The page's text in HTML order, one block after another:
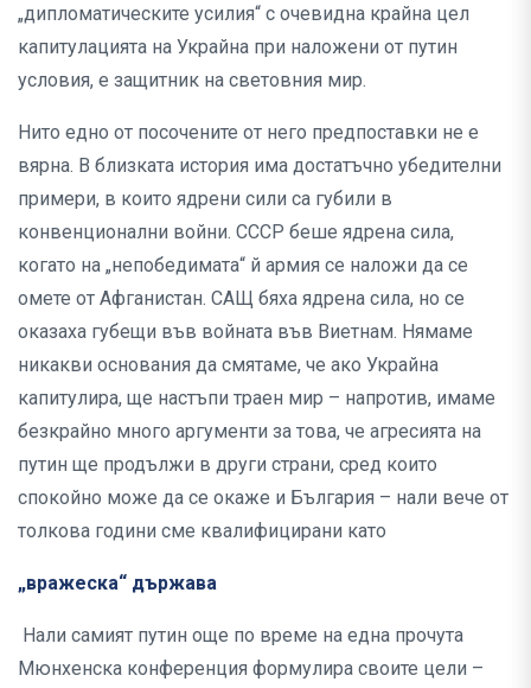
„дипломатическите усилия“ с очевидна крайна цел
капитулацията на Украйна при наложени от путин
условия, е защитник на световния мир.
Нито едно от посочените от него предпоставки не е
вярна. В близката история има достатъчно убедителни
примери, в които ядрени сили са губили в
конвенционални войни. СССР беше ядрена сила,
когато на „непобедимата“ й армия се наложи да се
омете от Афганистан. САЩ бяха ядрена сила, но се
оказаха губещи във войната във Виетнам. Нямаме
никакви основания да смятаме, че ако Украйна
капитулира, ще настъпи траен мир – напротив, имаме
безкрайно много аргументи за това, че агресията на
путин ще продължи в други страни, сред които
спокойно може да се окаже и България – нали вече от
толкова години сме квалифицирани като
„вражеска“ държава
Нали самият путин още по време на една прочута
Мюнхенска конференция формулира своите цели –